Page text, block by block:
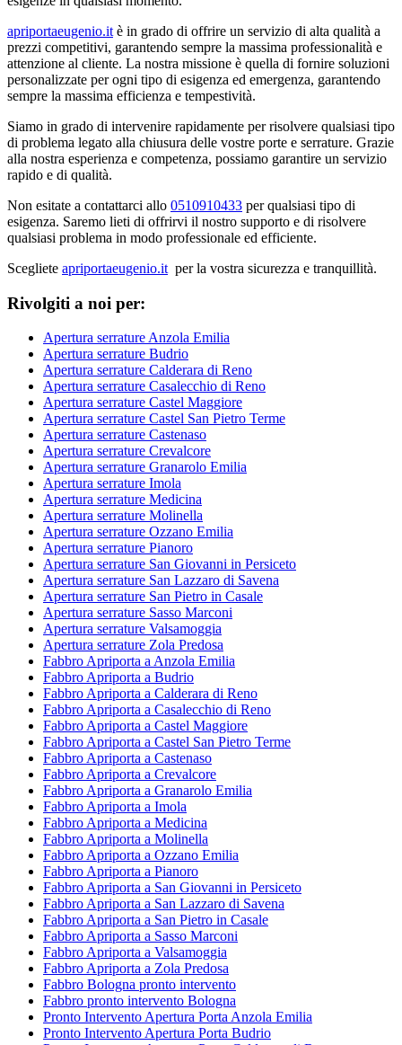
apriportaeugenio.it è in grado di offrire un servizio di alta qualità a
prezzi competitivi, garantendo sempre la massima professionalità e
attenzione al cliente. La nostra missione è quella di fornire soluzioni
personalizzate per ogni tipo di esigenza ed emergenza, garantendo
sempre la massima efficienza e tempestività.
Siamo in grado di intervenire rapidamente per risolvere qualsiasi tipo
di problema legato alla chiusura delle vostre porte e serrature. Grazie
alla nostra esperienza e competenza, possiamo garantire un servizio
rapido e di qualità.
Non esitate a contattarci allo 0510910433 per qualsiasi tipo di
esigenza. Saremo lieti di offrirvi il nostro supporto e di risolvere
qualsiasi problema in modo professionale ed efficiente.
Scegliete apriportaeugenio.it per la vostra sicurezza e tranquillità.
Rivolgiti a noi per:
Apertura serrature Anzola Emilia
Apertura serrature Budrio
Apertura serrature Calderara di Reno
Apertura serrature Casalecchio di Reno
Apertura serrature Castel Maggiore
Apertura serrature Castel San Pietro Terme
Apertura serrature Castenaso
Apertura serrature Crevalcore
Apertura serrature Granarolo Emilia
Apertura serrature Imola
Apertura serrature Medicina
Apertura serrature Molinella
Apertura serrature Ozzano Emilia
Apertura serrature Pianoro
Apertura serrature San Giovanni in Persiceto
Apertura serrature San Lazzaro di Savena
Apertura serrature San Pietro in Casale
Apertura serrature Sasso Marconi
Apertura serrature Valsamoggia
Apertura serrature Zola Predosa
Fabbro Apriporta a Anzola Emilia
Fabbro Apriporta a Budrio
Fabbro Apriporta a Calderara di Reno
Fabbro Apriporta a Casalecchio di Reno
Fabbro Apriporta a Castel Maggiore
Fabbro Apriporta a Castel San Pietro Terme
Fabbro Apriporta a Castenaso
Fabbro Apriporta a Crevalcore
Fabbro Apriporta a Granarolo Emilia
Fabbro Apriporta a Imola
Fabbro Apriporta a Medicina
Fabbro Apriporta a Molinella
Fabbro Apriporta a Ozzano Emilia
Fabbro Apriporta a Pianoro
Fabbro Apriporta a San Giovanni in Persiceto
Fabbro Apriporta a San Lazzaro di Savena
Fabbro Apriporta a San Pietro in Casale
Fabbro Apriporta a Sasso Marconi
Fabbro Apriporta a Valsamoggia
Fabbro Apriporta a Zola Predosa
Fabbro Bologna pronto intervento
Fabbro pronto intervento Bologna
Pronto Intervento Apertura Porta Anzola Emilia
Pronto Intervento Apertura Porta Budrio